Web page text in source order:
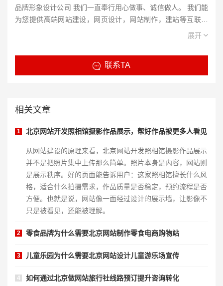
品牌形象设计公司 我们一直奉行用心做事、诚信做人。 我们能
为您提供高端网站建设，网页设计，网站制作，建站等互联网
服务， 我们的目标是将网建科技打造成网网站建设、网页设
展开
联系TA
相关文章
1 北京网站开发照相馆摄影作品展示，帮好作品被更多人看见
从网站建设的原理来看，北京网站开发照相馆摄影作品展示
并不是把照片集中上传那么简单。照片本身是内容，网站则
是展示秩序。好的页面能告诉用户：这家照相馆擅长什么风
格，适合什么拍摄需求，作品质量是否稳定，预约流程是否
方便。也就是说，网站像一面经过设计的展示墙，让影像不
只是被看见，还能被理解。
2 零食品牌为什么需要北京网站制作零食电商购物站
3 儿童乐园为什么需要北京网站设计儿童游乐场宣传
4 如何通过北京做网站旅行社线路预订提升咨询转化